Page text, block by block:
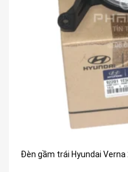
Đèn gầm trái Hyundai Verna